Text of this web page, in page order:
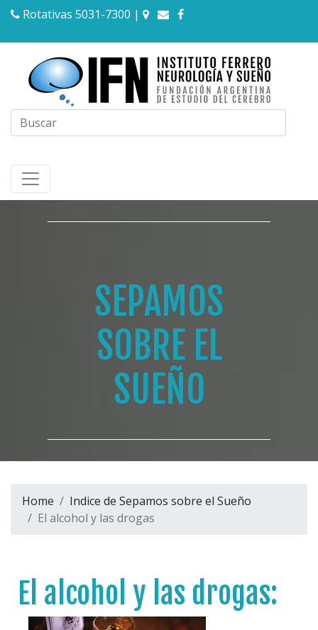
Rotativas 5031-7300 |
SEPAMOS
SOBRE EL
SUEÑO
Home
Indice de Sepamos sobre el Sueño
El alcohol y las drogas
El alcohol y las drogas: